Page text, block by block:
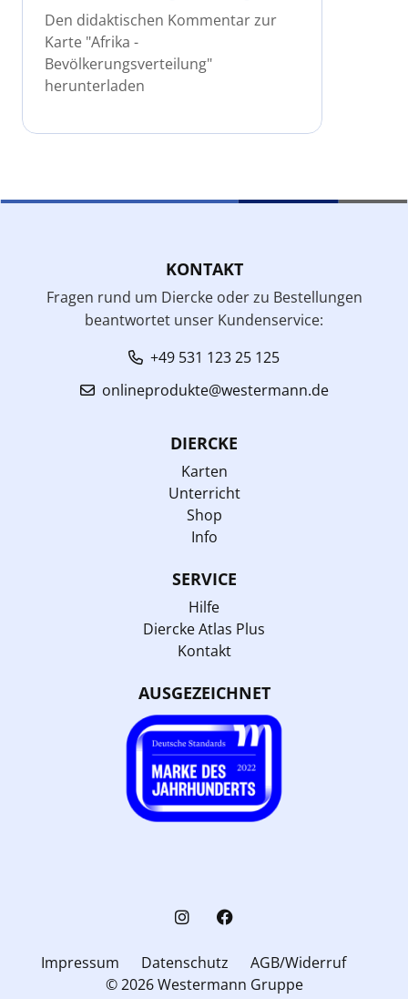
Den didaktischen Kommentar zur
Karte "Afrika -
Bevölkerungsverteilung"
herunterladen
KONTAKT
Fragen rund um Diercke oder zu Bestellungen
beantwortet unser Kundenservice:
+49 531 123 25 125
onlineprodukte@westermann.de
DIERCKE
Karten
Unterricht
Shop
Info
SERVICE
Hilfe
Diercke Atlas Plus
Kontakt
AUSGEZEICHNET
Impressum Datenschutz
AGB/Widerruf
© 2026 Westermann Gruppe